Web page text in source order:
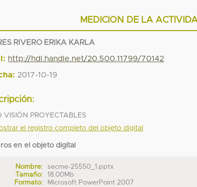
MEDICION DE LA
RIVERO ERIKA KARLA
http://hdl.handle.net/20.500.11799/70142
2017-10-19
VISIÓN PROYECTABLES
el registro completo del objeto digital
en el objeto digital
Nombre:
secme-25550_1.pptx
Tamaño:
18.00Mb
Formato:
Microsoft PowerPoint 2007